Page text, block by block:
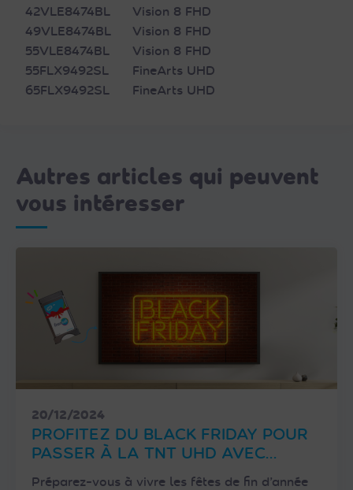
42VLE8474BL
Vision 8 FHD
49VLE8474BL
Vision 8 FHD
55VLE8474BL
Vision 8 FHD
55FLX9492SL
FineArts UHD
65FLX9492SL
FineArts UHD
Autres articles qui peuvent
vous intéresser
20/12/2024
PROFITEZ DU BLACK FRIDAY POUR
PASSER À LA TNT UHD AVEC
Préparez-vous à vivre les fêtes de fin d’année